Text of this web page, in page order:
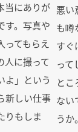
当にありが
す。写真や
ってもらえ
人に撮って
よ」という
新しい仕事
りもしま
悪い
も噂
すぐ
って
とこ
ない
うか。